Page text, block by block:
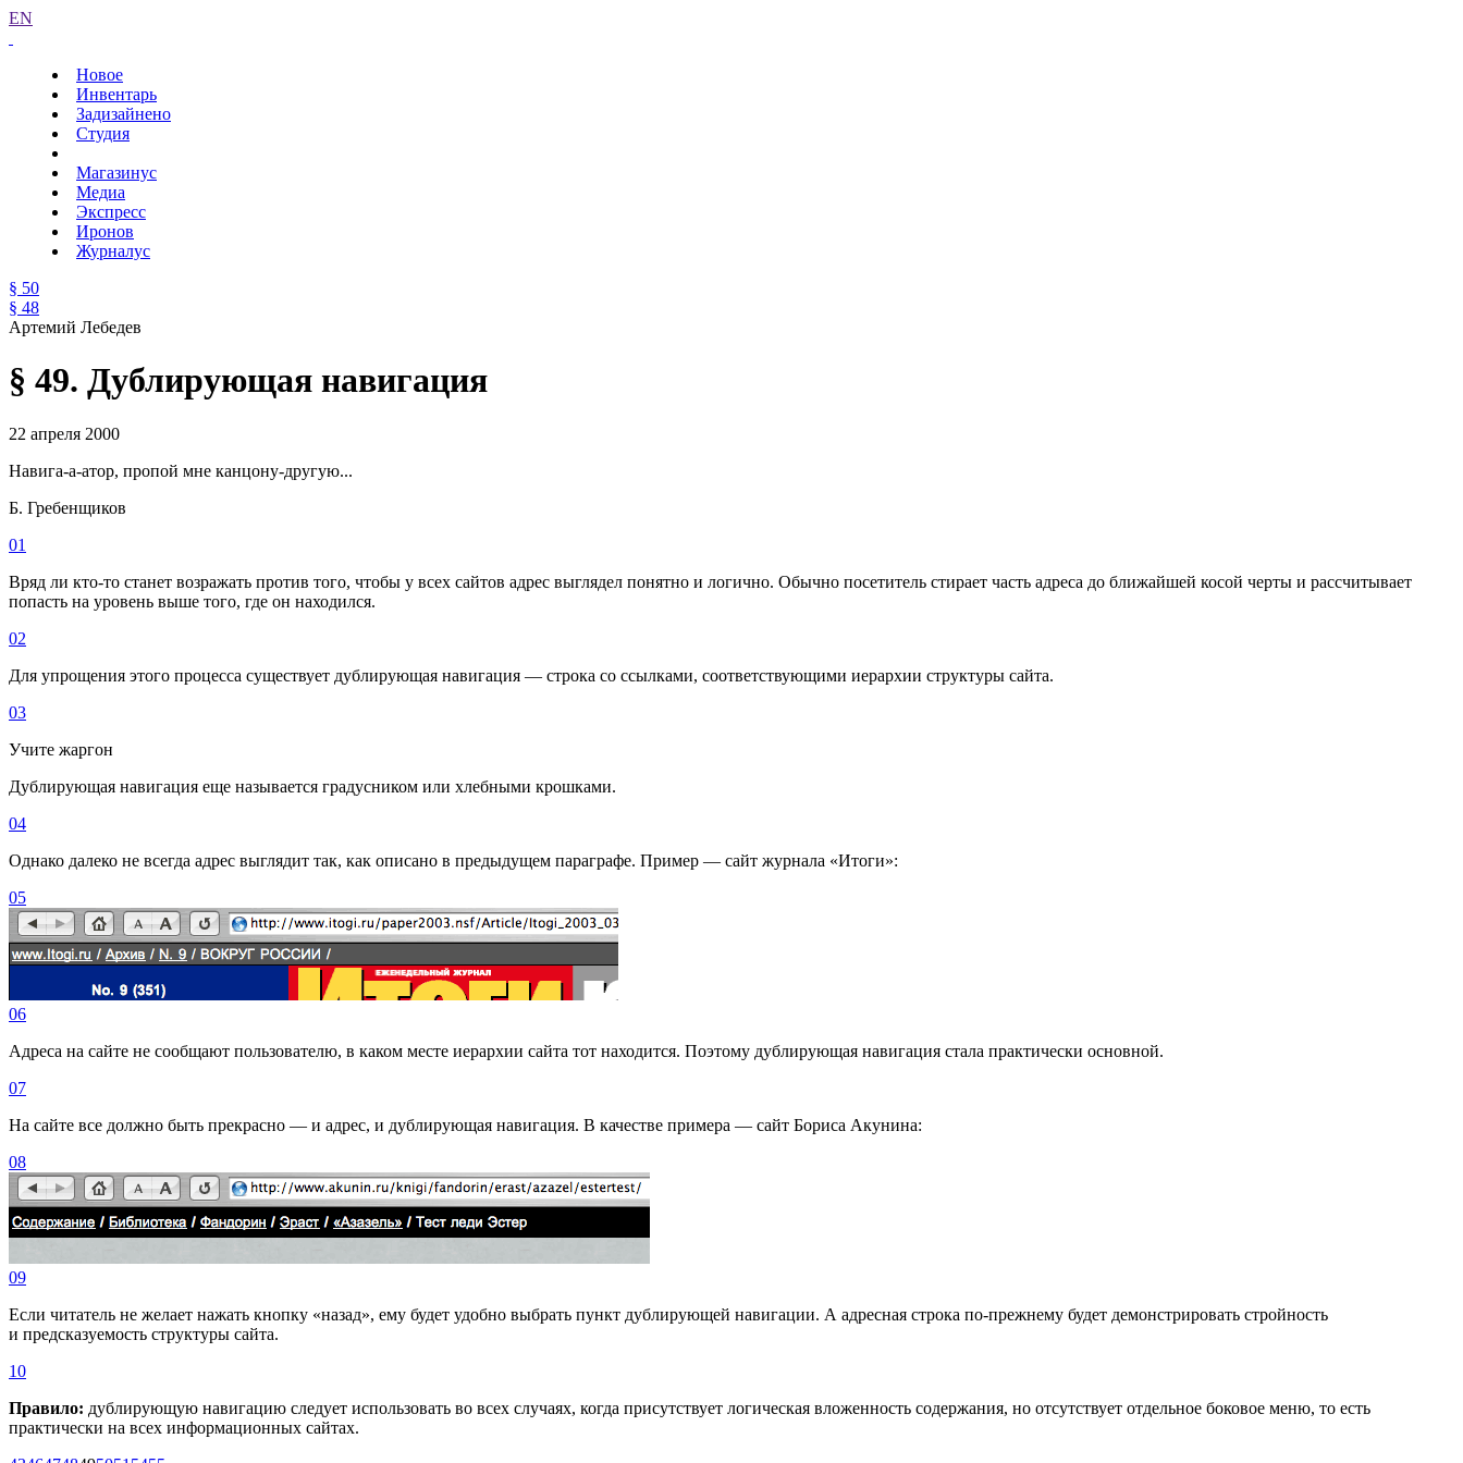
EN
Новое
Инвентарь
Задизайнено
Студия
Магазинус
Медиа
Экспресс
Иронов
Журналус
§ 50
§ 48
Артемий Лебедев
§ 49. Дублирующая навигация
22 апреля 2000
Навига-а-атор, пропой мне канцону-другую...
Б. Гребенщиков
01
Вряд ли кто-то станет возражать против того, чтобы у всех сайтов адрес выглядел понятно и логично. Обычно посетитель стирает часть адреса до ближайшей косой черты и рассчитывает
попасть на уровень выше того, где он находился.
02
Для упрощения этого процесса существует дублирующая навигация — строка со ссылками, соответствующими иерархии структуры сайта.
03
Учите жаргон
Дублирующая навигация еще называется градусником или хлебными крошками.
04
Однако далеко не всегда адрес выглядит так, как описано в предыдущем параграфе. Пример — сайт журнала «Итоги»:
05
06
Адреса на сайте не сообщают пользователю, в каком месте иерархии сайта тот находится. Поэтому дублирующая навигация стала практически основной.
07
На сайте все должно быть прекрасно — и адрес, и дублирующая навигация. В качестве примера — сайт Бориса Акунина:
08
09
Если читатель не желает нажать кнопку «назад», ему будет удобно выбрать пункт дублирующей навигации. А адресная строка по-прежнему будет демонстрировать стройность
и предсказуемость структуры сайта.
10
Правило: дублирующую навигацию следует использовать во всех случаях, когда присутствует логическая вложенность содержания, но отсутствует отдельное боковое меню, то есть
практически на всех информационных сайтах.